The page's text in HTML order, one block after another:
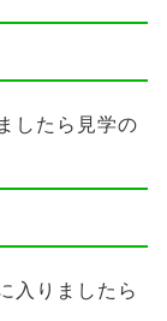
したら見学の
入りましたら